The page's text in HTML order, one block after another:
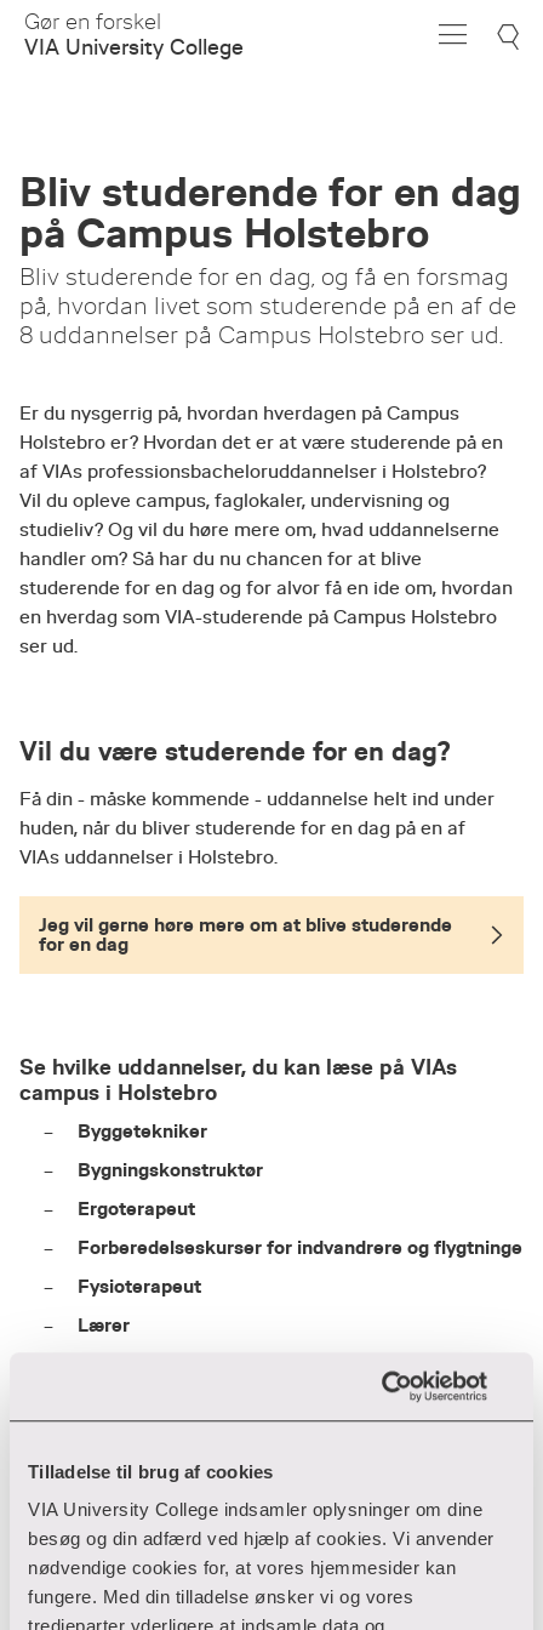
Tilladelse til brug af cookies
VIA University College indsamler oplysninger om dine
besøg og din adfærd ved hjælp af cookies. Vi anvender
nødvendige cookies for, at vores hjemmesider kan
fungere. Med din tilladelse ønsker vi og vores
Skip
Main
Gør en forskel
VIA University College
Bliv studerende for en dag
på Campus Holstebro
Bliv studerende for en dag, og få en forsmag
på, hvordan livet som studerende på en af de
8 uddannelser på Campus Holstebro ser ud.
Er du nysgerrig på, hvordan hverdagen på Campus
Holstebro er? Hvordan det er at være studerende på en
af VIAs professionsbacheloruddannelser i Holstebro?
Vil du opleve campus, faglokaler, undervisning og
studieliv? Og vil du høre mere om, hvad uddannelserne
handler om? Så har du nu chancen for at blive
studerende for en dag og for alvor få en ide om, hvordan
en hverdag som VIA-studerende på Campus Holstebro
ser ud.
Vil du være studerende for en dag?
Få din - måske kommende - uddannelse helt ind under
huden, når du bliver studerende for en dag på en af
VIAs uddannelser i Holstebro.
Jeg vil gerne høre mere om at blive studerende
for en dag
Se hvilke uddannelser, du kan læse på VIAs
campus i Holstebro
Byggetekniker
Bygningskonstruktør
Ergoterapeut
Forberedelseskurser for indvandrere og flygtninge
Fysioterapeut
Lærer
Holstebro, der er for dig?
Ved du ikke, hvilken af de forskellige uddannelser i
Holstebro, der passer dig bedst?
Eller ved du bare, at du gerne vil opleve Campus